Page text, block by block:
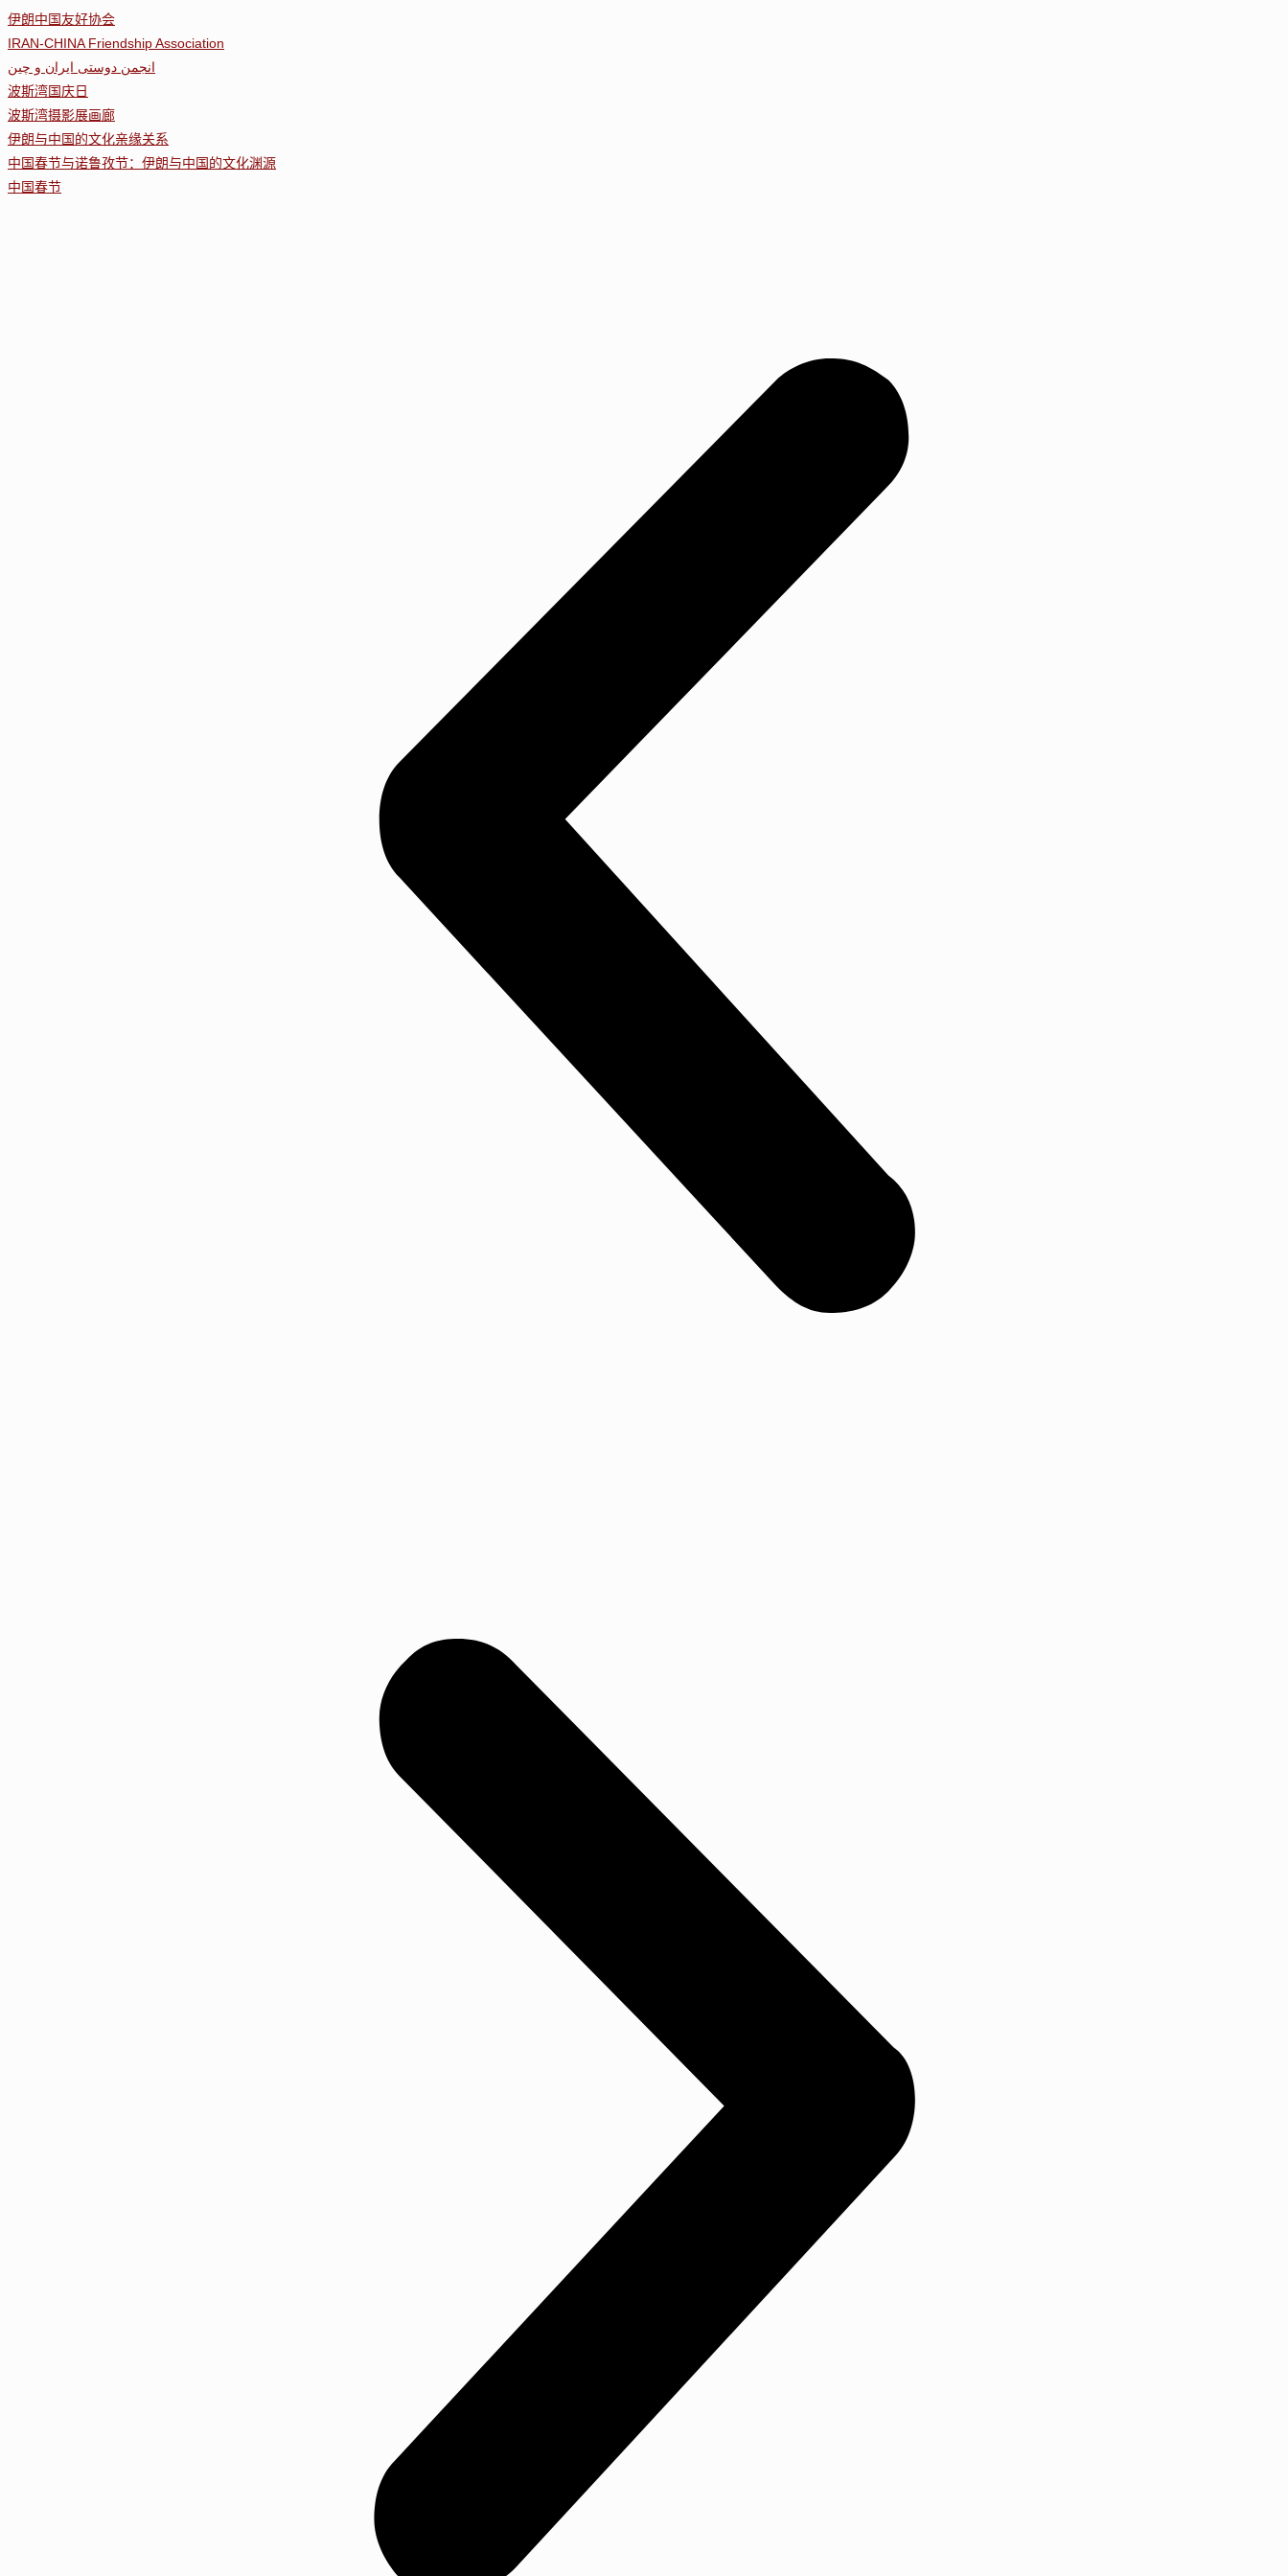
伊朗中国友好协会
IRAN-CHINA Friendship Association
انجمن دوستی ایران و چین
波斯湾国庆日
波斯湾摄影展画廊
伊朗与中国的文化亲缘关系
中国春节与诺鲁孜节：伊朗与中国的文化渊源
中国春节